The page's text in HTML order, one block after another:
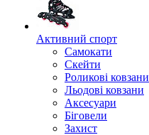
Активний спорт
Самокати
Скейти
Роликові ковзани
Льодові ковзани
Аксесуари
Біговели
Захист